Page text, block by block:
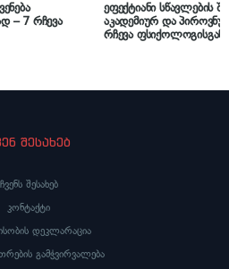
– 7 რჩევა
ეფექტიანი სწავლების
აკადემიურ და
რჩევა ფსიქოლოგისგან
შესახებ
ჩვენს შესახებ
კონტაქტი
დეკლარაცია
გამჭვირვალება